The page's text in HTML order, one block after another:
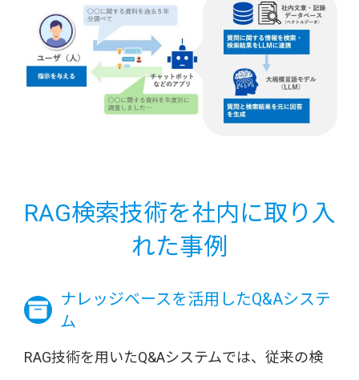
RAG検索技術を社内に取り入
れた事例
ナレッジベースを活用したQ&Aシステ
ム
RAG技術を用いたQ&Aシステムでは、従来の検